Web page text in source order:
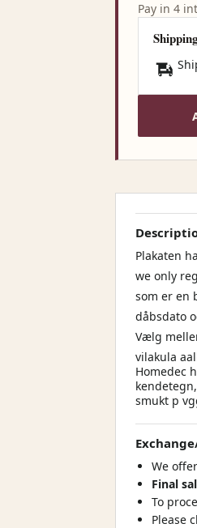
Pay in 4
Plakaten
we only
som er en
dåbsdato
Vælg
vilakula
Homedec
smukt p
We
Final
To
Please